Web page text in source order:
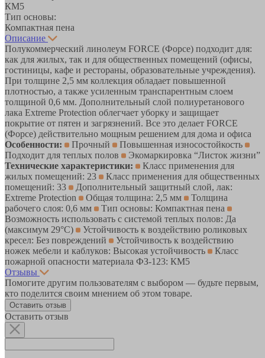
КМ5
Тип основы:
Компактная пена
Описание
Полукоммерческий линолеум FORCE (Форсе) подходит для:
как для жилых, так и для общественных помещений (офисы,
гостиницы, кафе и рестораны, образовательные учреждения).
При толщине 2,5 мм коллекция обладает повышенной
плотностью, а также усиленным транспарентным слоем
толщиной 0,6 мм. Дополнительный слой полиуретанового
лака Extreme Protection облегчает уборку и защищает
покрытие от пятен и загрязнений. Все это делает FORCE
(Форсе) действительно мощным решением для дома и офиса
Особенности:
Прочный
Повышенная износостойкость
Подходит для теплых полов
Экомаркировка “Листок жизни”
Технические характеристики:
Класс применения для
жилых помещений: 23
Класс применения для общественных
помещений: 33
Дополнительный защитный слой, лак:
Extreme Protection
Общая толщина: 2,5 мм
Толщина
рабочего слоя: 0,6 мм
Тип основы: Компактная пена
Возможность использовать с системой теплых полов: Да
(максимум 29°C)
Устойчивость к воздействию роликовых
кресел: Без повреждений
Устойчивость к воздействию
ножек мебели и каблуков: Высокая устойчивость
Класс
пожарной опасности материала ФЗ-123: КМ5
Отзывы
Помогите другим пользователям с выбором — будьте первым,
кто поделится своим мнением об этом товаре.
Оставить отзыв
Оставить отзыв